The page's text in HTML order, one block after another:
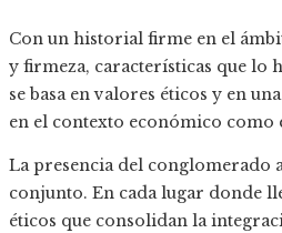
Con un historial firme en el
y firmeza, características que lo
se basa en valores éticos y en
en el contexto económico como
La presencia del conglomerado
conjunto. En cada lugar donde
éticos que consolidan la